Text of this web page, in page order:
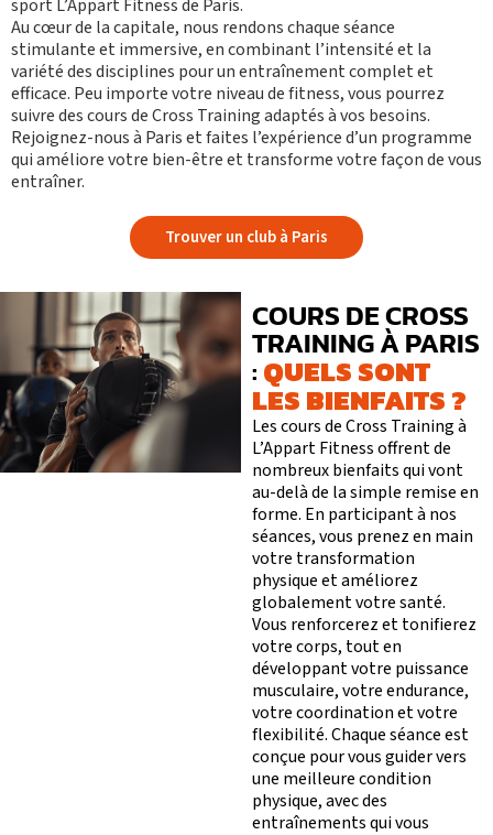
PLATEAU MUSCU-
sport L’Appart Fitness de Paris.
Au cœur de la capitale, nous rendons chaque séance
stimulante et immersive, en combinant l’intensité et la
variété des disciplines pour un entraînement complet et
efficace. Peu importe votre niveau de fitness, vous pourrez
suivre des cours de Cross Training adaptés à vos besoins.
Rejoignez-nous à Paris et faites l’expérience d’un programme
qui améliore votre bien-être et transforme votre façon de vous
entraîner.
Trouver un club à Paris
COURS DE CROSS
TRAINING À PARIS
: QUELS SONT
LES BIENFAITS ?
Les cours de Cross Training à
L’Appart Fitness offrent de
nombreux bienfaits qui vont
au-delà de la simple remise en
forme. En participant à nos
séances, vous prenez en main
votre transformation
physique et améliorez
globalement votre santé.
Vous renforcerez et tonifierez
votre corps, tout en
développant votre puissance
musculaire, votre endurance,
votre coordination et votre
flexibilité. Chaque séance est
conçue pour vous guider vers
une meilleure condition
physique, avec des
entraînements qui vous